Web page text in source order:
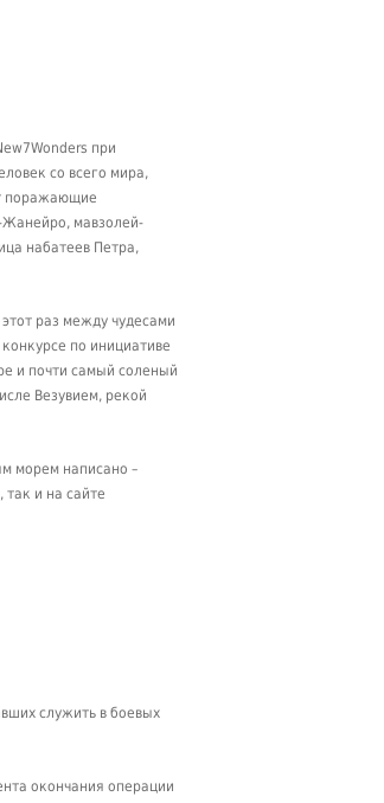
при
со всего мира,
поражающие
Жанейро, мавзолей-
набатеев Петра,
раз между чудесами
по инициативе
и почти самый соленый
Везувием, рекой
морем написано –
и на сайте
служить в боевых
окончания операции